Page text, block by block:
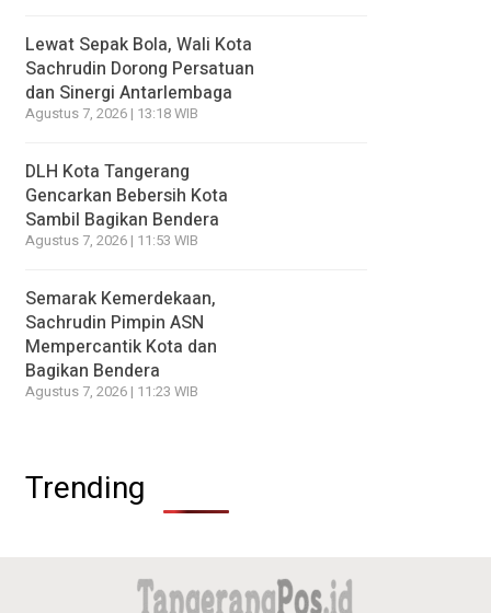
Lewat Sepak Bola, Wali Kota
Sachrudin Dorong Persatuan
dan Sinergi Antarlembaga
Agustus 7, 2026 | 13:18 WIB
DLH Kota Tangerang
Gencarkan Bebersih Kota
Sambil Bagikan Bendera
Agustus 7, 2026 | 11:53 WIB
Semarak Kemerdekaan,
Sachrudin Pimpin ASN
Mempercantik Kota dan
Bagikan Bendera
Agustus 7, 2026 | 11:23 WIB
Trending